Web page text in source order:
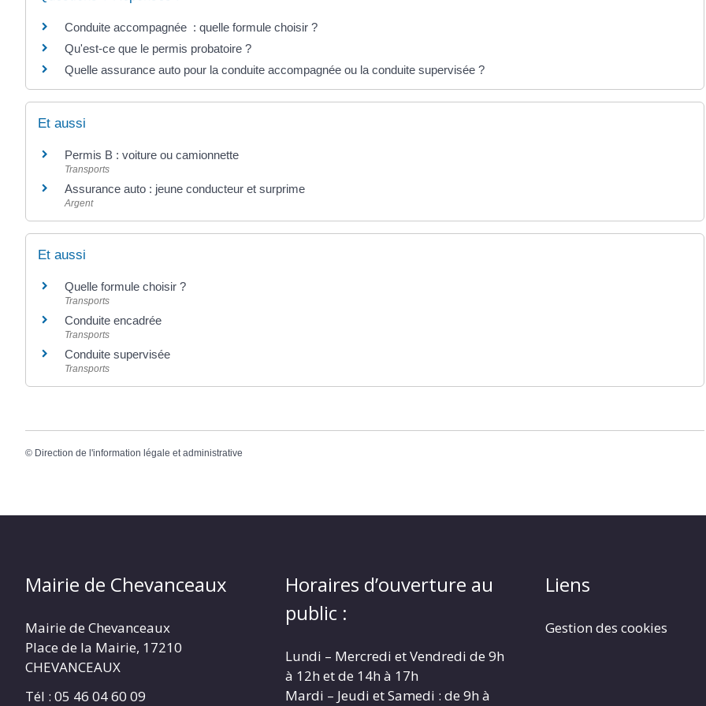
Conduite accompagnée : quelle formule choisir ?
Qu'est-ce que le permis probatoire ?
Quelle assurance auto pour la conduite accompagnée ou la conduite supervisée ?
Et aussi
Permis B : voiture ou camionnette
Transports
Assurance auto : jeune conducteur et surprime
Argent
Et aussi
Quelle formule choisir ?
Transports
Conduite encadrée
Transports
Conduite supervisée
Transports
© Direction de l'information légale et administrative
Mairie de Chevanceaux
Mairie de Chevanceaux
Place de la Mairie, 17210
CHEVANCEAUX
Tél : 05 46 04 60 09
Horaires d’ouverture au
public :
Lundi – Mercredi et Vendredi de 9h
à 12h et de 14h à 17h
Mardi – Jeudi et Samedi : de 9h à
Liens
Gestion des cookies